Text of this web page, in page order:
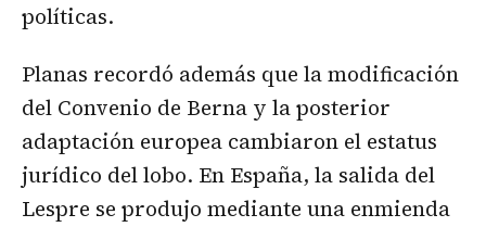
políticas.
Planas recordó además que la modificación
del Convenio de Berna y la posterior
adaptación europea cambiaron el estatus
jurídico del lobo. En España, la salida del
Lespre se produjo mediante una enmienda